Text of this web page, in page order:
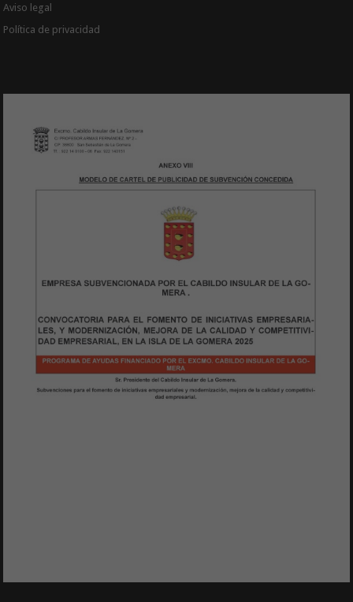
Aviso legal
Política de privacidad